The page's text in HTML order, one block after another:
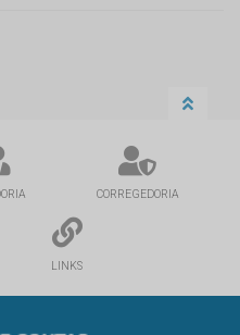
CORREGEDORIA
LINKS